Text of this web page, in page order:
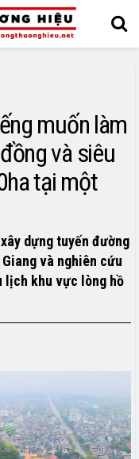
muốn làm
và siêu
tại một
dựng tuyến đường
và nghiên cứu
lịch khu vực lòng hồ